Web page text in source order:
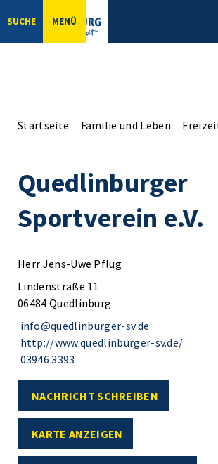
SUCHE MENÜ
Startseite Familie und Leben
Quedlinburger
Sportverein e.V.
Herr Jens-Uwe Pflug
Lindenstraße 11
06484 Quedlinburg
info@quedlinburger-sv.de
http://www.quedlinburger-sv.de/
03946 3393
NACHRICHT SCHREIBEN
KARTE ANZEIGEN